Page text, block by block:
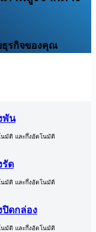
ธุรกิจของคุณ
พัน
นมัติ และกึ่งอัตโนมัติ
รัด
นมัติ และกึ่งอัตโนมัติ
ปิดกล่อง
นมัติ และกึ่งอัตโนมัติ